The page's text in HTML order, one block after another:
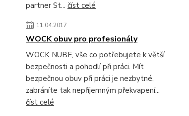
partner St... číst celé
11.04.2017
WOCK obuv pro profesionály
WOCK NUBE, vše co potřebujete k větší
bezpečnosti a pohodlí při práci. Mít
bezpečnou obuv při práci je nezbytné,
zabráníte tak nepříjemným překvapení...
číst celé